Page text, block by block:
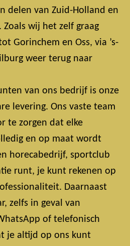
delen van Zuid-Holland en
wij het zelf graag
Gorinchem en Oss, via ’s-
weer terug naar
van ons bedrijf is onze
levering. Ons vaste team
te zorgen dat elke
en op maat wordt
horecabedrijf, sportclub
runt, je kunt rekenen op
Daarnaast
zelfs in geval van
of telefonisch
je altijd op ons kunt